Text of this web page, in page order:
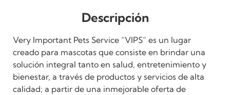
Descripción
Very Important Pets Service “VIPS” es un lugar
creado para mascotas que consiste en brindar una
solución integral tanto en salud, entretenimiento y
bienestar, a través de productos y servicios de alta
calidad; a partir de una inmejorable oferta de